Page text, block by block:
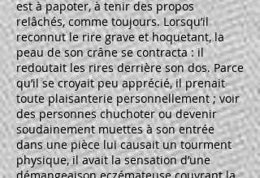
est à papoter, à tenir des propos
relâchés, comme toujours. Lorsqu’il
reconnut le rire grave et hoquetant, la
peau de son crâne se contracta : il
redoutait les rires derrière son dos. Parce
qu’il se croyait peu apprécié, il prenait
toute plaisanterie personnellement ; voir
des personnes chuchoter ou devenir
soudainement muettes à son entrée
dans une pièce lui causait un tourment
physique, il avait la sensation d’une